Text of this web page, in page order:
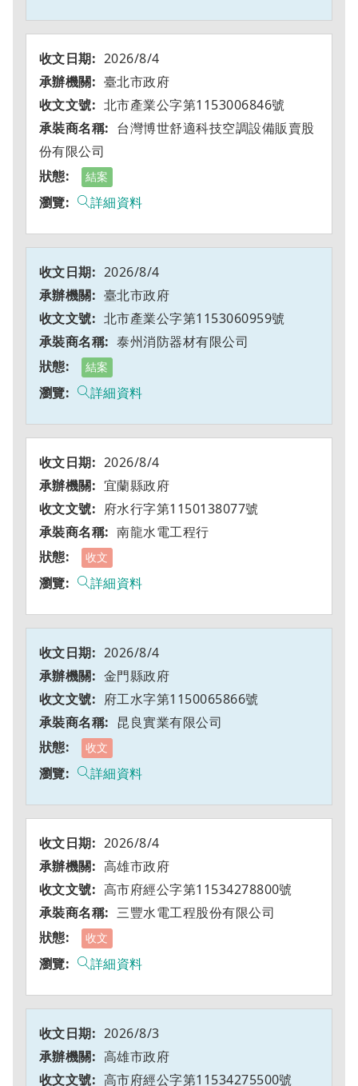
2026/8/4
臺北市政府
北市產業公字第1153006846號
台灣博世舒適科技空調設備販賣股
份有限公司
結案
詳細資料
2026/8/4
臺北市政府
北市產業公字第1153060959號
泰州消防器材有限公司
結案
詳細資料
2026/8/4
宜蘭縣政府
府水行字第1150138077號
南龍水電工程行
收文
詳細資料
2026/8/4
金門縣政府
府工水字第1150065866號
昆良實業有限公司
收文
詳細資料
2026/8/4
高雄市政府
高市府經公字第11534278800號
三豐水電工程股份有限公司
收文
詳細資料
2026/8/3
高雄市政府
高市府經公字第11534275500號